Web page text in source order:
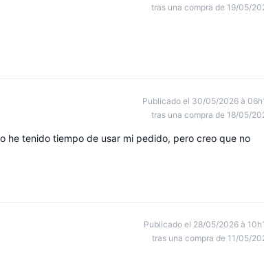
tras una compra de 19/05/
Publicado el 30/05/2026 à
tras una compra de 18/05/
he tenido tiempo de usar mi pedido, pero creo que no
Publicado el 28/05/2026 à
tras una compra de 11/05/